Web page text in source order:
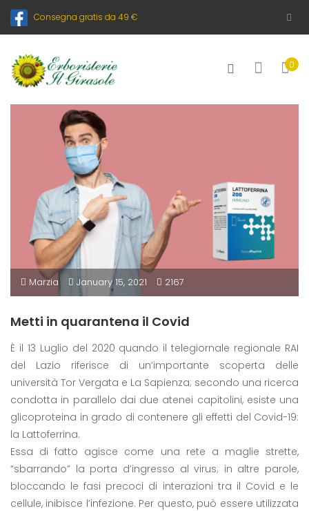
Consegna gratis da 49 €
0
Marzia January 15, 2021 2167
Metti in quarantena il Covid
È il 13 Luglio del 2020 quando il telegiornale regionale RAI
del Lazio riferisce di un’importante scoperta delle
università Tor Vergata e La Sapienza; secondo una ricerca
condotta in parallelo dai due atenei capitolini, esiste una
glicoproteina in grado di contenere gli effetti del Covid-19:
la Lattoferrina.
Essa di fatto agisce come una rete a maglie strette,
“sbarrando” la porta d’ingresso al virus; in altre parole,
bloccando le fasi precoci di interazioni tra il Covid e le
cellule, inibisce l’infezione. Per questo, può essere utilizzata